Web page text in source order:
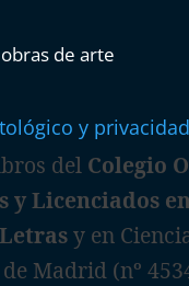
de arte
y privacidad
delColegio
y Licenciados
y en
Madrid (nº